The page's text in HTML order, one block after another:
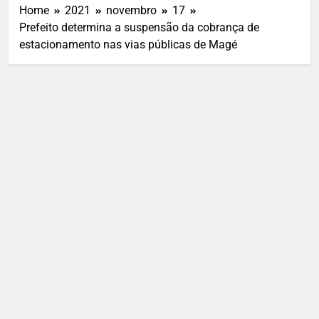
Home 2021 novembro
17
Prefeito determina a suspensão da cobrança de
estacionamento nas vias públicas de Magé